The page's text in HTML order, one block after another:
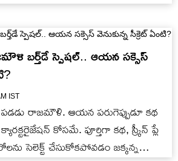
బర్త్‌డే స్పెషల్.. ఆయన సక్సెస్
IST
పడడు రాజమౌళి. ఆయన పరుగెప్పుడూ కథ
కోసమే. పూర్తిగా కథ, స్ర్కీన్ ప్లే
సెలెక్ట్ చేసుకోకపోవడం జక్కన్న